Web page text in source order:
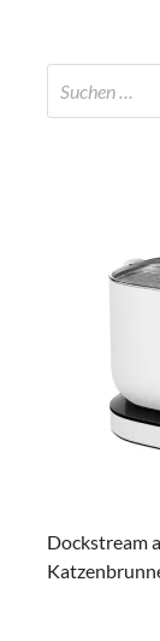
Dockstream